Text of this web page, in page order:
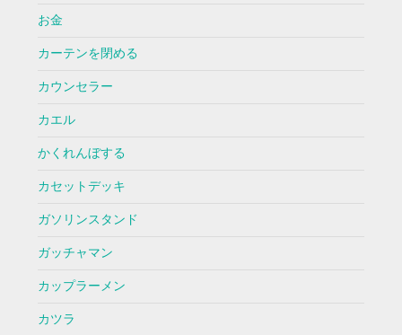
お金
カーテンを閉める
カウンセラー
カエル
かくれんぼする
カセットデッキ
ガソリンスタンド
ガッチャマン
カップラーメン
カツラ